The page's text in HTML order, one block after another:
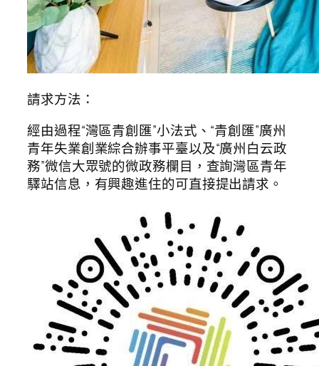
請求方法：
經由過程“灣區青創匯”小法式、“青創匯”廣州
青年失業創業綜合辦事平臺以及“廣州白云政
務”微信大眾號的微政務欄目，查詢灣區青年
驛站信息，有興趣進住的可直接提出請求。